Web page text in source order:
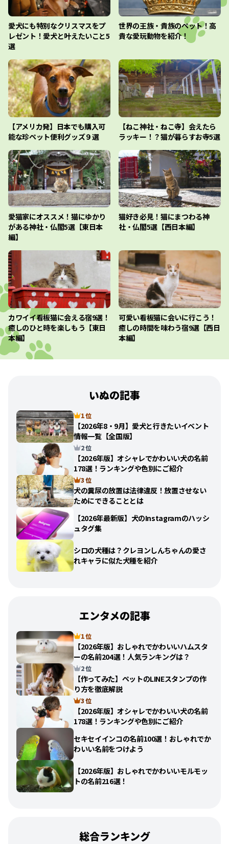
愛犬にも特別なクリスマスをプ
レゼント！愛犬と叶えたいこと5
選
世界の王族・貴族のペット！高
貴な愛玩動物を紹介！
【アメリカ発】日本でも購入可
能な珍ペット便利グッズ９選
【ねこ神社・ねこ寺】会えたら
ラッキー！？猫が暮らすお寺5選
愛猫家にオススメ！猫にゆかり
がある神社・仏閣5選【東日本
編】
猫好き必見！猫にまつわる神
社・仏閣5選【西日本編】
カワイイ看板猫に会える宿9選！
癒しのひと時を楽しもう【東日
本編】
可愛い看板猫に会いに行こう！
癒しの時間を味わう宿9選【西日
本編】
いぬの記事
1 位
【2026年8・9月】愛犬と行きたいイベント
情報一覧【全国版】
2 位
【2026年版】オシャレでかわいい犬の名前
178選！ランキングや色別にご紹介
3 位
犬の糞尿の放置は法律違反！放置させない
ためにできることとは
【2026年最新版】犬のInstagramのハッシ
ュタグ集
シロの犬種は？クレヨンしんちゃんの愛さ
れキャラに似た犬種を紹介
エンタメの記事
1 位
【2026年版】おしゃれでかわいいハムスタ
ーの名前204選！人気ランキングは？
2 位
【作ってみた】ペットのLINEスタンプの作
り方を徹底解説
3 位
【2026年版】オシャレでかわいい犬の名前
178選！ランキングや色別にご紹介
セキセイインコの名前100選！おしゃれでか
わいい名前をつけよう
【2026年版】おしゃれでかわいいモルモッ
トの名前216選！
総合ランキング